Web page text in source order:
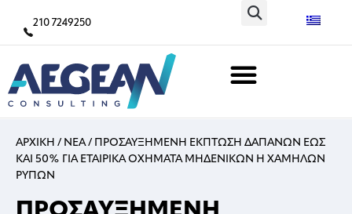
210 7249250
ΑΡΧΙΚΗ / ΝΕΑ/ ΠΡΟΣΑΥΞΗΜΕΝΗ ΕΚΠΤΩΣΗ ΔΑΠΑΝΩΝ ΕΩΣ
ΚΑΙ 50% ΓΙΑ ΕΤΑΙΡΙΚΑ ΟΧΗΜΑΤΑ ΜΗΔΕΝΙΚΩΝ Η ΧΑΜΗΛΩΝ
ΡΥΠΩΝ